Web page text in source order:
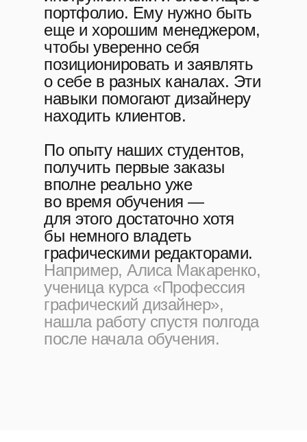
портфолио. Ему нужно быть
еще и хорошим менеджером,
чтобы уверенно себя
позиционировать и заявлять
о себе в разных каналах. Эти
навыки помогают дизайнеру
находить клиентов.
По опыту наших студентов,
получить первые заказы
вполне реально уже
во время обучения —
для этого достаточно хотя
бы немного владеть
графическими редакторами.
Например, Алиса Макаренко,
ученица курса «Профессия
графический дизайнер»,
нашла работу спустя полгода
после начала обучения.